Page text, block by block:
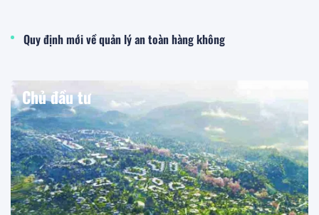
Quy định mới về quản lý an toàn hàng không
Chủ đầu tư